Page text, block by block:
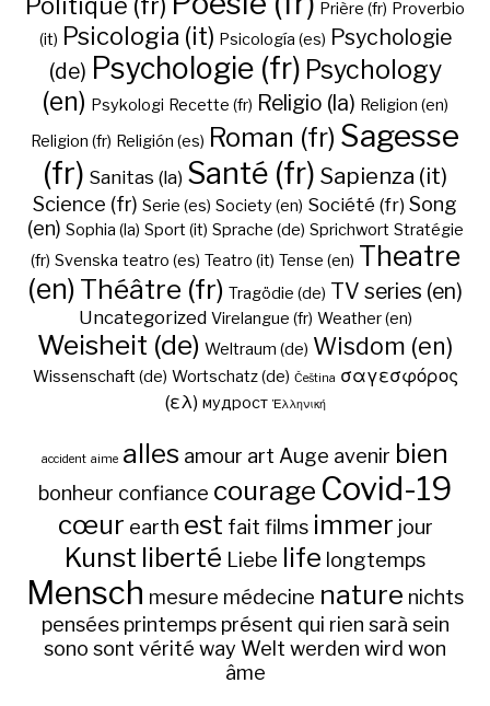
Politique (fr) Prière (fr) Proverbio
(it) Psicologia (it) Psicología (es) Psychologie
(de) Psychologie (fr) Psychology
(en) Psykologi Recette (fr) Religio (la) Religion (en)
Religion (fr) Religión (es) Roman (fr) Sagesse
(fr) Sanitas (la) Santé (fr) Sapienza (it)
Science (fr) Serie (es) Society (en) Société (fr) Song
(en) Sophia (la) Sport (it) Sprache (de) Sprichwort Stratégie
(fr) Svenska teatro (es) Teatro (it) Tense (en) Theatre
(en) Théâtre (fr) Tragödie (de) TV series (en)
Uncategorized Virelangue (fr) Weather (en)
Weisheit (de) Weltraum (de) Wisdom (en)
Wissenschaft (de) Wortschatz (de) Čeština σαγεσφόρος
(ελ) мудрост Ἑλληνική
accident aime alles amour art Auge avenir bien
bonheur confiance courage Covid-19
cœur earth est fait films immer jour
Kunst liberté Liebe life longtemps
Mensch mesure médecine nature nichts
pensées printemps présent qui rien sarà sein
sono sont vérité way Welt werden wird won
âme